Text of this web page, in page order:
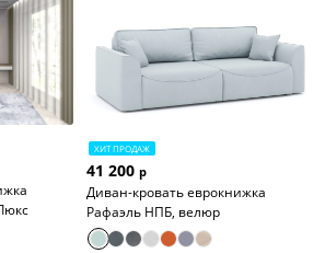
ХИТ ПРОДАЖ
41 200 р
Диван-кровать еврокнижка
Рафаэль НПБ, велюр